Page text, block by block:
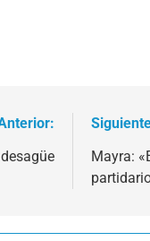
Mayra: